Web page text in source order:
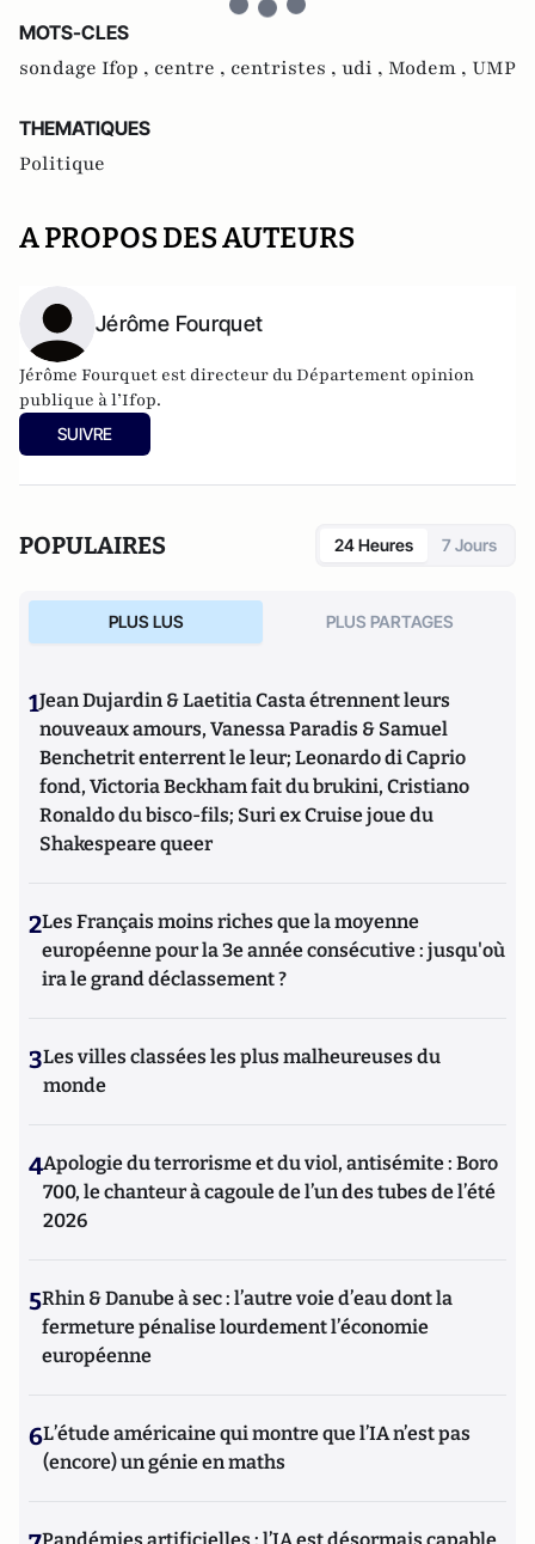
MOTS-CLES
sondage Ifop , centre , centristes , udi , Modem , UMP
THEMATIQUES
Politique
A PROPOS DES AUTEURS
Jérôme Fourquet
Jérôme Fourquet est directeur du Département opinion
publique à l’Ifop.
SUIVRE
POPULAIRES 24 Heures 7 Jours
PLUS LUS PLUS PARTAGES
1Jean Dujardin & Laetitia Casta étrennent leurs
nouveaux amours, Vanessa Paradis & Samuel
Benchetrit enterrent le leur; Leonardo di Caprio
fond, Victoria Beckham fait du brukini, Cristiano
Ronaldo du bisco-fils; Suri ex Cruise joue du
Shakespeare queer
2Les Français moins riches que la moyenne
européenne pour la 3e année consécutive : jusqu'où
ira le grand déclassement ?
3Les villes classées les plus malheureuses du
monde
4Apologie du terrorisme et du viol, antisémite : Boro
700, le chanteur à cagoule de l’un des tubes de l’été
2026
5Rhin & Danube à sec : l’autre voie d’eau dont la
fermeture pénalise lourdement l’économie
européenne
6L’étude américaine qui montre que l’IA n’est pas
(encore) un génie en maths